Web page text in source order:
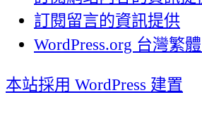
訂閱留言的資訊提供
WordPress.org 台灣繁
本站採用 WordPress 建置